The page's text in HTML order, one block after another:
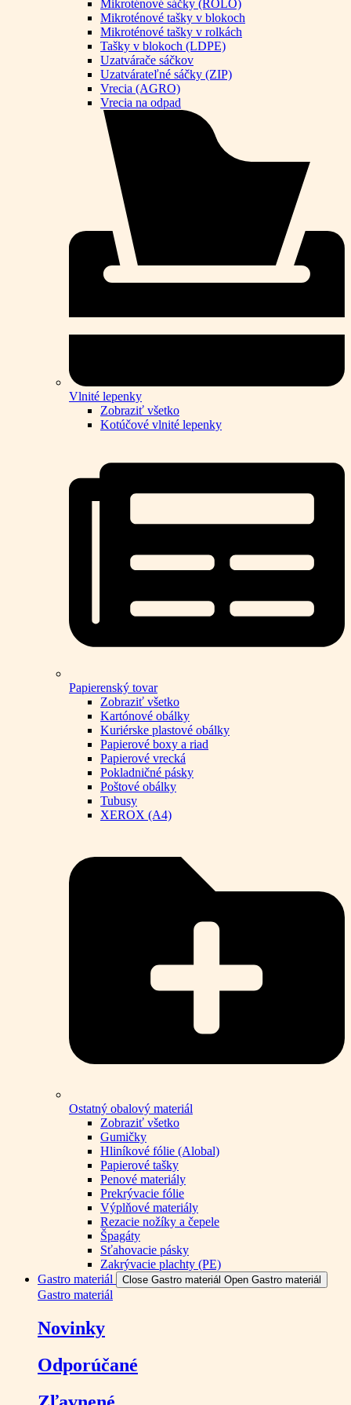
Mikroténové sáčky (ROLO)
Mikroténové tašky v blokoch
Mikroténové tašky v rolkách
Tašky v blokoch (LDPE)
Uzatvárače sáčkov
Uzatvárateľné sáčky (ZIP)
Vrecia (AGRO)
Vrecia na odpad
Vlnité lepenky
Zobraziť všetko
Kotúčové vlnité lepenky
Papierenský tovar
Zobraziť všetko
Kartónové obálky
Kuriérske plastové obálky
Papierové boxy a riad
Papierové vrecká
Pokladničné pásky
Poštové obálky
Tubusy
XEROX (A4)
Ostatný obalový materiál
Zobraziť všetko
Gumičky
Hliníkové fólie (Alobal)
Papierové tašky
Penové materiály
Prekrývacie fólie
Výplňové materiály
Rezacie nožíky a čepele
Špagáty
Sťahovacie pásky
Zakrývacie plachty (PE)
Gastro materiál
Close Gastro materiál Open Gastro materiál
Gastro materiál
Novinky
Odporúčané